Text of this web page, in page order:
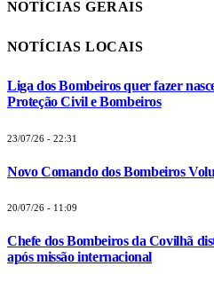
NOTÍCIAS GERAIS
NOTÍCIAS LOCAIS
Liga dos Bombeiros quer fazer
Proteção Civil e Bombeiros
23/07/26 - 22:31
Novo Comando dos Bombeiros
20/07/26 - 11:09
Chefe dos Bombeiros da Covilhã
após missão internacional